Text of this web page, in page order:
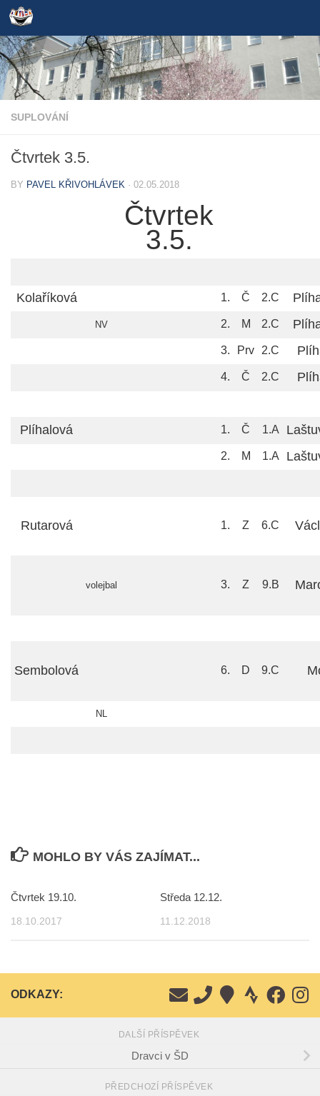
Skip to content
SUPLOVÁNÍ
Čtvrtek 3.5.
BY PAVEL KŘIVOHLÁVEK · 02.05.2018
Čtvrtek
3.5.
Kolaříková 1. Č 2.C
NV 2. M 2.C
3. Prv 2.C
4. Č 2.C
Plíhalová 1. Č 1.A
2. M 1.A
Rutarová 1. Z 6.C
volejbal 3. Z 9.B
Sembolová 6. D 9.C
NL
MOHLO BY VÁS ZAJÍMAT...
Čtvrtek 19.10.
18.10.2017
Středa 12.12.
11.12.2018
ODKAZY:
DALŠÍ PŘÍSPĚVEK
Dravci v ŠD
PŘEDCHOZÍ PŘÍSPĚVEK